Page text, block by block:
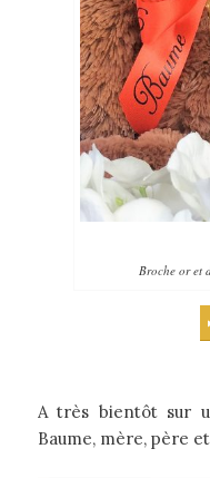
Broche or et
A très bientôt sur
Baume, mère, père